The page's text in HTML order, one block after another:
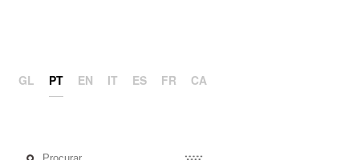
GL PT EN IT ES FR CA